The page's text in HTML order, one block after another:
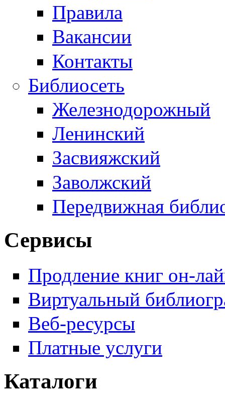
Правила
Вакансии
Контакты
Библиосеть
Железнодорожный
Ленинский
Засвияжский
Заволжский
Передвижная
Сервисы
Продление книг он-
Виртуальный
Веб-ресурсы
Платные услуги
Каталоги